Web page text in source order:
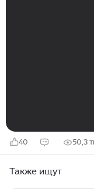
40 50,3
Также ищут